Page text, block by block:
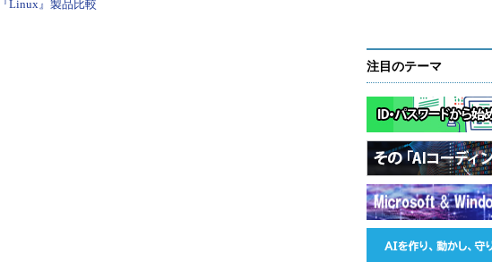
Linux』製品比較
注目のテーマ